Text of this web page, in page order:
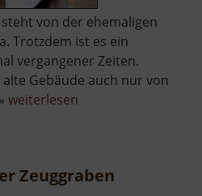
von der ehemaligen
Trotzdem ist es ein
vergangener Zeiten.
Gebäude auch nur von
weiterlesen
Zeuggraben